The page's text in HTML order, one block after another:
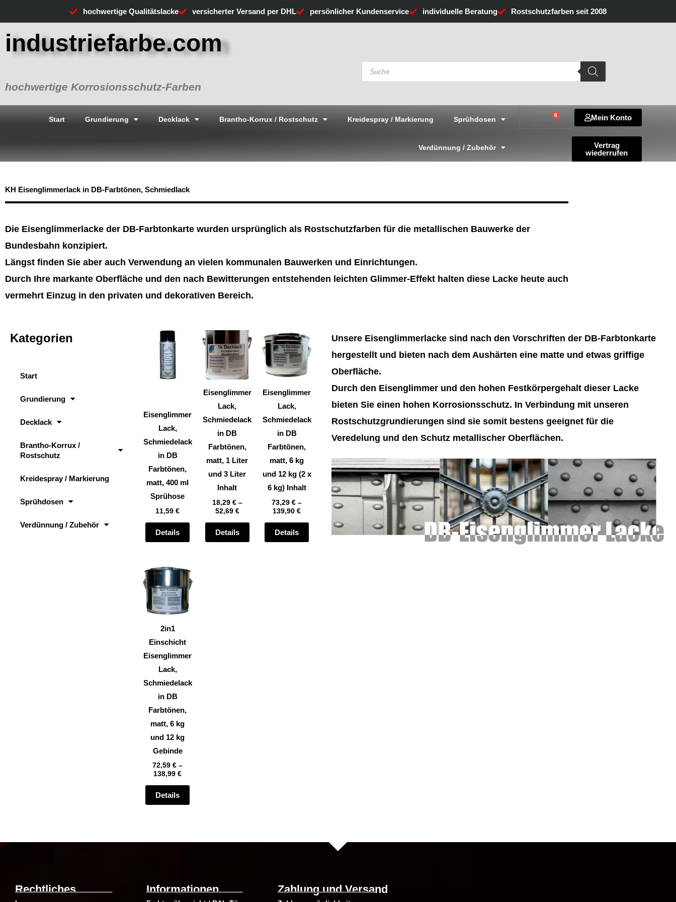
springen
hochwertige Qualitätslacke versicherter Versand per DHL persönlicher Kundenservice individuelle Beratung Rostschutzfarben seit 2008
industriefarbe.com
hochwertige Korrosionsschutz-Farben
Products
search
Start Grundierung Decklack Brantho-Korrux / Rostschutz Kreidespray / Markierung Sprühdosen
Verdünnung / Zubehör
0
WarenkorbMein Konto
Vertrag
wiederrufen
KH Eisenglimmerlack in DB-Farbtönen, Schmiedlack
Die Eisenglimmerlacke der DB-Farbtonkarte wurden ursprünglich als Rostschutzfarben für die metallischen Bauwerke der
Bundesbahn konzipiert.
Längst finden Sie aber auch Verwendung an vielen kommunalen Bauwerken und Einrichtungen.
Durch Ihre markante Oberfläche und den nach Bewitterungen entstehenden leichten Glimmer-Effekt halten diese Lacke heute auch
vermehrt Einzug in den privaten und dekorativen Bereich.
Kategorien
Start
Grundierung
Decklack
Brantho-Korrux /
Rostschutz
Kreidespray / Markierung
Sprühdosen
Verdünnung / Zubehör
Eisenglimmer
Lack,
Schmiedelack
in DB
Farbtönen,
matt, 400 ml
Sprühose
11,59€
Details
Dieses
Produkt
mehrere
Varianten
Die
Optionen
können
Produktseite
gewählt
Eisenglimmer
Lack,
Schmiedelack
in DB
Farbtönen,
matt, 1 Liter
und 3 Liter
Inhalt
18,29 €–
52,69 €
Details
Dieses
Produkt
weist
mehrere
Varianten
Die
Optionen
können
Produktseite
gewählt
werden
Eisenglimmer
Lack,
Schmiedelack
in DB
Farbtönen,
matt, 6 kg
und 12 kg (2 x
6 kg) Inhalt
73,29 € –
139,90 €
Details
Dieses
Produkt
mehrere
Varianten
Die
der
Produktseite
2in1
Einschicht
Eisenglimmer
Lack,
Schmiedelack
in DB
Farbtönen,
matt, 6 kg
und 12 kg
Gebinde
72,59€ –
138,99€
Details
Dieses
Produkt
Die
können
Unsere Eisenglimmerlacke sind nach den Vorschriften der DB-Farbtonkarte
hergestellt und bieten nach dem Aushärten eine matte und etwas griffige
Oberfläche.
Durch den Eisenglimmer und den hohen Festkörpergehalt dieser Lacke
bieten Sie einen hohen Korrosionsschutz. In Verbindung mit unseren
Rostschutzgrundierungen sind sie somit bestens geeignet für die
Veredelung und den Schutz metallischer Oberflächen.
Rechtliches Informationen Zahlung und Versand